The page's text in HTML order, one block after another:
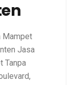
Mampet
Jasa
Tanpa